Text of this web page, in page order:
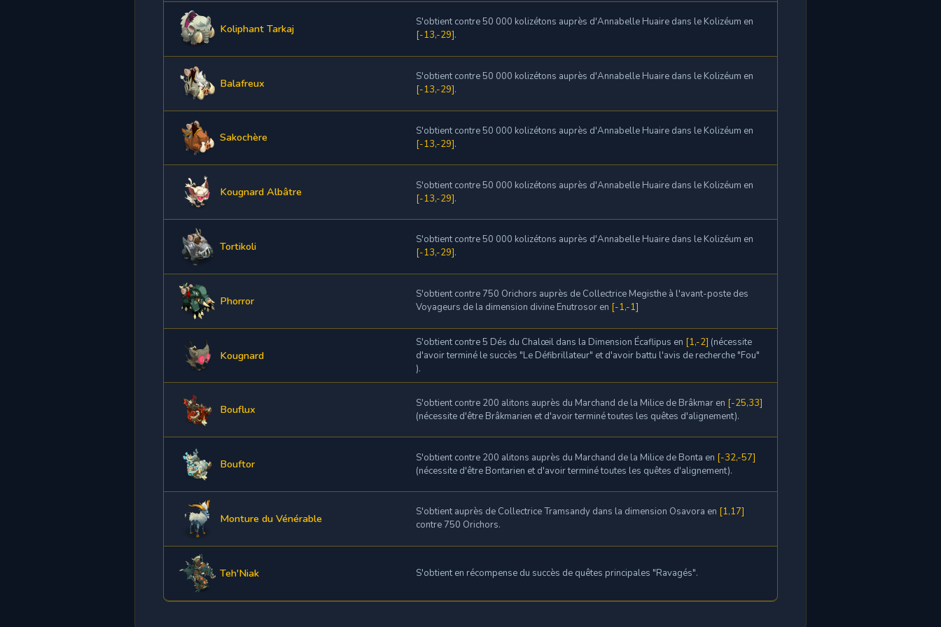
Koliphant Tarkaj
S'obtient contre 50 000 kolizétons auprès d'Annabelle Huaire dans le Kolizéum en
[-13,-29].
Balafreux
S'obtient contre 50 000 kolizétons auprès d'Annabelle Huaire dans le Kolizéum en
[-13,-29].
Sakochère
S'obtient contre 50 000 kolizétons auprès d'Annabelle Huaire dans le Kolizéum en
[-13,-29].
Kougnard Albâtre
S'obtient contre 50 000 kolizétons auprès d'Annabelle Huaire dans le Kolizéum en
[-13,-29].
Tortikoli
S'obtient contre 50 000 kolizétons auprès d'Annabelle Huaire dans le Kolizéum en
[-13,-29].
Phorror
S'obtient contre 750 Orichors auprès de Collectrice Megisthe à l'avant-poste des
Voyageurs de la dimension divine Enutrosor en [-1,-1]
Kougnard
S'obtient contre 5 Dés du Chalœil dans la Dimension Écaflipus en [1,-2] (nécessite
d'avoir terminé le succès "Le Défibrillateur" et d'avoir battu l'avis de recherche "Fou"
).
Bouflux S'obtient contre 200 alitons auprès du Marchand de la Milice de Brâkmar en [-25,33]
(nécessite d'être Brâkmarien et d'avoir terminé toutes les quêtes d'alignement).
Bouftor S'obtient contre 200 alitons auprès du Marchand de la Milice de Bonta en [-32,-57]
(nécessite d'être Bontarien et d'avoir terminé toutes les quêtes d'alignement).
Monture du Vénérable S'obtient auprès de Collectrice Tramsandy dans la dimension Osavora en [1,17]
contre 750 Orichors.
Teh'Niak S'obtient en récompense du succès de quêtes principales "Ravagés".